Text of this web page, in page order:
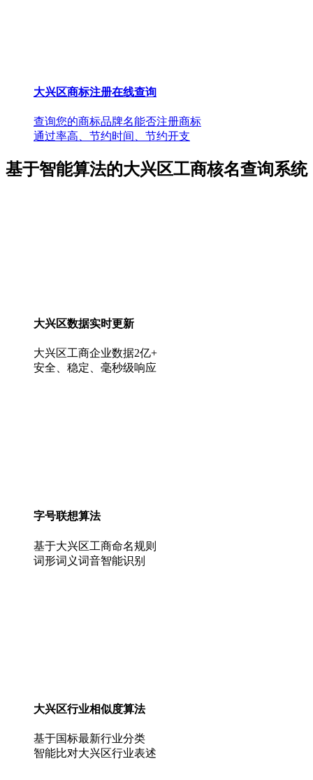
大兴区商标注册在线查询
查询您的商标品牌名能否注册商标
通过率高、节约时间、节约开支
基于智能算法的大兴区工商核名查询系统
大兴区数据实时更新
大兴区工商企业数据2亿+
安全、稳定、毫秒级响应
字号联想算法
基于大兴区工商命名规则
词形词义词音智能识别
大兴区行业相似度算法
基于国标最新行业分类
智能比对大兴区行业表述